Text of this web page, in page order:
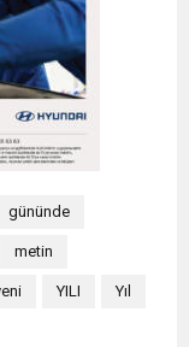
gününde
metin
YILI Yıl